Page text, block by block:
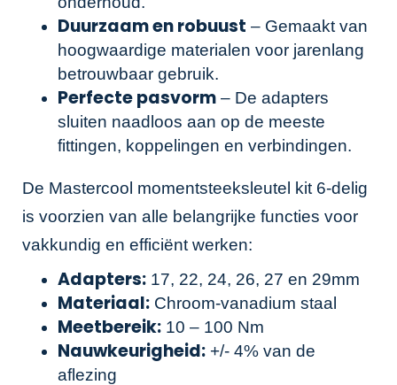
Duurzaam en robuust – Gemaakt van
hoogwaardige materialen voor jarenlang
betrouwbaar gebruik.
Perfecte pasvorm – De adapters
sluiten naadloos aan op de meeste
fittingen, koppelingen en verbindingen.
De Mastercool momentsteeksleutel kit 6-delig
is voorzien van alle belangrijke functies voor
vakkundig en efficiënt werken:
Adapters: 17, 22, 24, 26, 27 en 29mm
Materiaal: Chroom-vanadium staal
Meetbereik: 10 – 100 Nm
Nauwkeurigheid: +/- 4% van de
aflezing